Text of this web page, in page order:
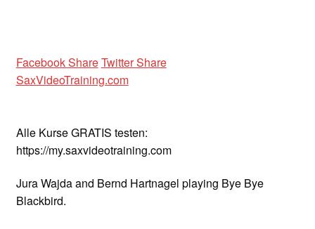
Facebook ShareTwitter Share
SaxVideoTraining.com
Alle Kurse GRATIS testen:
https://my.saxvideotraining.com
Jura Wajda and Bernd Hartnagel playing Bye Bye
Blackbird.